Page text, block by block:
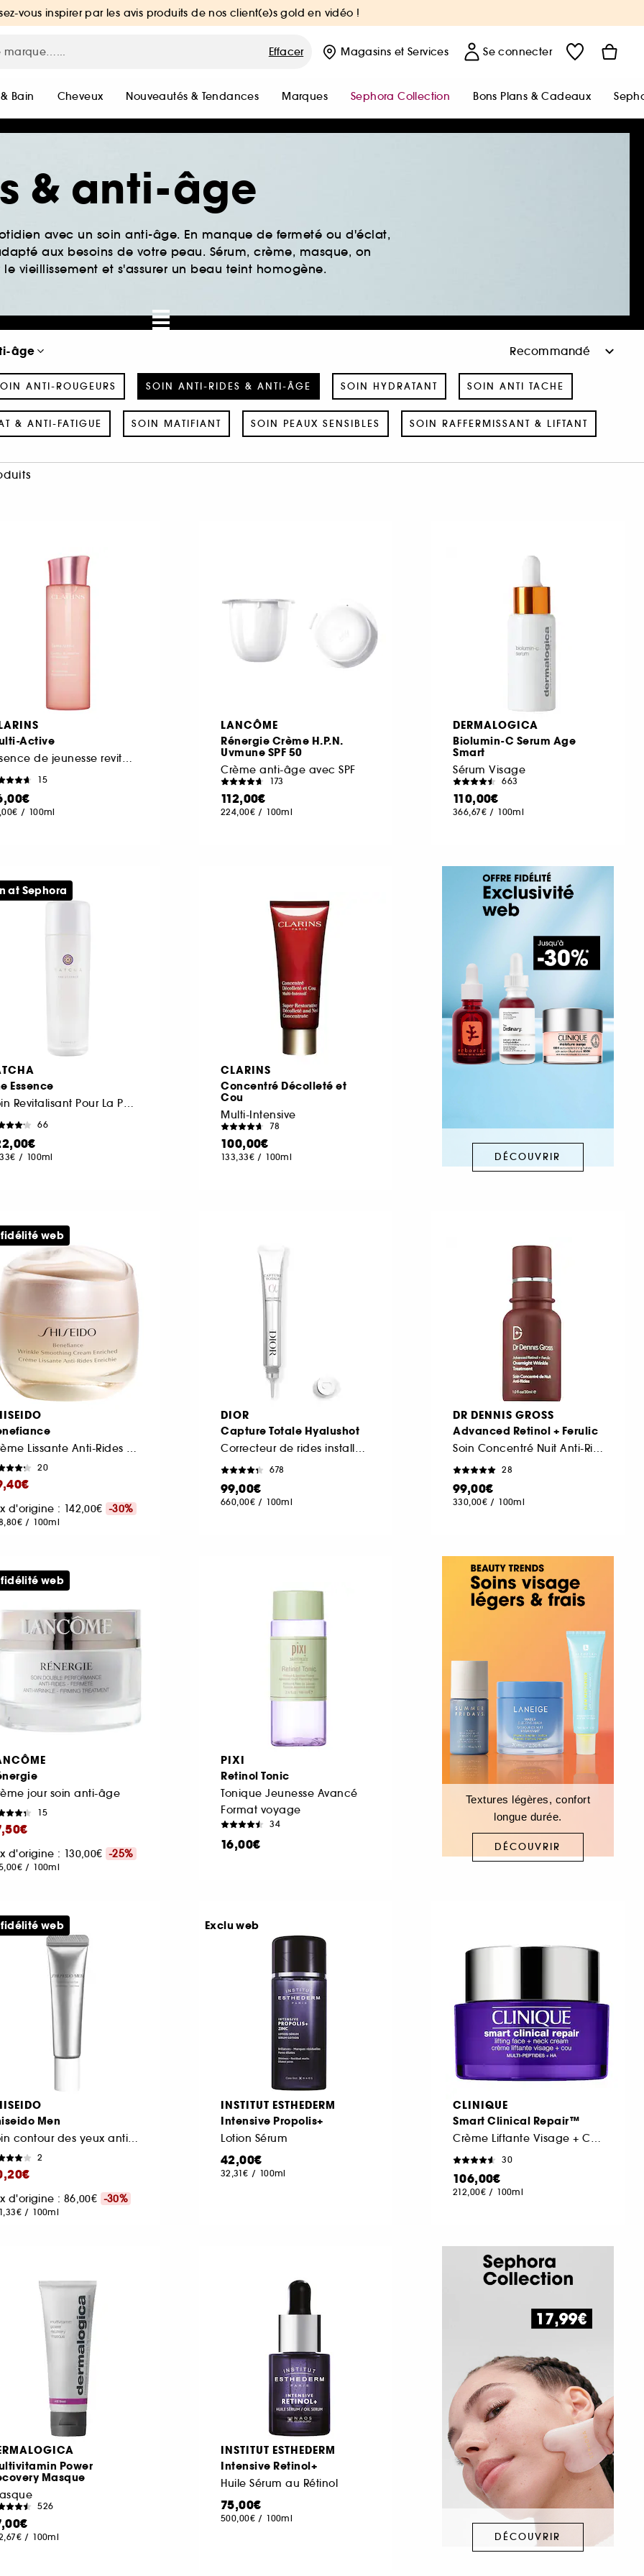
vous inspirer par les avis produits de nos client(e)s gold en vidéo !
Effacer Magasins et Services Se connecter
Bain Cheveux Nouveautés & Tendances Marques Sephora Collection Bons Plans & Cadeaux
& anti-âge
avec un soin anti-âge. En manque de fermeté ou d'éclat,
aux besoins de votre peau. Sérum, crème, masque, on
vieillissement et s'assurer un beau teint homogène.
âge
ANTI-ROUGEURS SOIN ANTI-RIDES & ANTI-ÂGE SOIN HYDRATANT SOIN ANTI TACHE
& ANTI-FATIGUE SOIN MATIFIANT SOIN PEAUX SENSIBLES SOIN RAFFERMISSANT & LIFTANT
Active
15
/ 100ml
LANCÔME
Rénergie Crème H.P.N.
Uvmune SPF 50
Crème anti-âge avec SPF
173
112,00€
224,00€ / 100ml
DERMALOGICA
Biolumin-C Serum Age
Smart
Sérum Visage
663
110,00€
366,67€ / 100ml
Essence
66
/ 100ml
at Sephora
CLARINS
Concentré Décolleté et
Cou
Multi-Intensive
78
100,00€
133,33€ / 100ml DÉCOUVRIR
20
d'origine : 142,00€ -30%
/ 100ml
fidélité web
DIOR
Capture Totale Hyalushot
678
99,00€
660,00€ / 100ml
DR DENNIS GROSS
Advanced Retinol + Ferulic
28
99,00€
330,00€ / 100ml
jour soin anti-âge
15
d'origine : 130,00€ -25%
/ 100ml
fidélité web
PIXI
Retinol Tonic
Tonique Jeunesse Avancé
Format voyage
34
16,00€
Textures légères, confort
longue durée.
DÉCOUVRIR
Men
2
d'origine : 86,00€ -30%
/ 100ml
fidélité web
INSTITUT ESTHEDERM
Intensive Propolis+
Lotion Sérum
42,00€
32,31€ / 100ml
Exclu web
CLINIQUE
Smart Clinical Repair™
30
106,00€
212,00€ / 100ml
Power
Masque
526
/ 100ml
INSTITUT ESTHEDERM
Intensive Retinol+
Huile Sérum au Rétinol
75,00€
500,00€ / 100ml
DÉCOUVRIR